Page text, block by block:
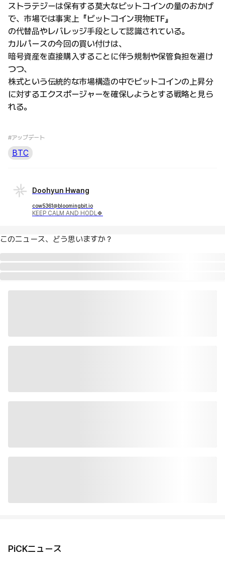
ストラテジーは保有する莫大なビットコインの量のおかげ
で、市場では事実上『ビットコイン現物ETF』
の代替品やレバレッジ手段として認識されている。
カルパースの今回の買い付けは、
暗号資産を直接購入することに伴う規制や保管負担を避け
つつ、
株式という伝統的な市場構造の中でビットコインの上昇分
に対するエクスポージャーを確保しようとする戦略と見ら
れる。
#アップデート
BTC
Doohyun Hwang
cow5361@bloomingbit.io
KEEP CALM AND HODL🍀
このニュース、どう思いますか？
PiCKニュース